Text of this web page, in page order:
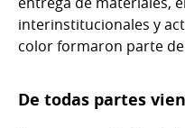
interinstitucionales y
color formaron parte de
De todas partes